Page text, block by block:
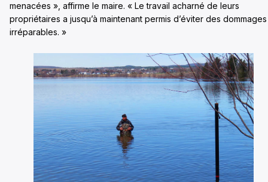
menacées », affirme le maire. « Le travail acharné de leurs
propriétaires a jusqu’à maintenant permis d’éviter des dommages
irréparables. »